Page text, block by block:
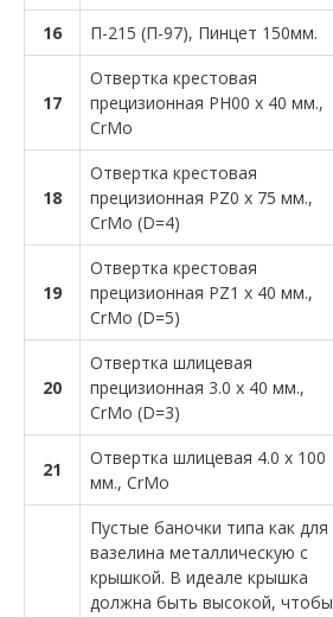
16 П-215 (П-97), Пинцет 150мм.
17
Отвертка крестовая
прецизионная PH00 x 40 мм.,
CrMo
18
Отвертка крестовая
прецизионная PZ0 x 75 мм.,
CrMo (D=4)
19
Отвертка крестовая
прецизионная PZ1 x 40 мм.,
CrMo (D=5)
20
Отвертка шлицевая
прецизионная 3.0 x 40 мм.,
CrMo (D=3)
21
Отвертка шлицевая 4.0 x 100
мм., CrMo
Пустые баночки типа как для
вазелина металлическую с
крышкой. В идеале крышка
должна быть высокой, чтобы